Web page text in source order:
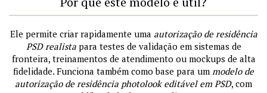
Ele permite criar rapidamente uma autorização de residência
PSD realistapara testes de validação em sistemas de
fronteira, treinamentos de atendimento ou mockups de alta
fidelidade. Funciona também como base para um modelo de
autorização de residência photolook editável em PSD, com